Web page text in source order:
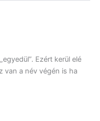
Ezért kerül elé
van a név végén is ha